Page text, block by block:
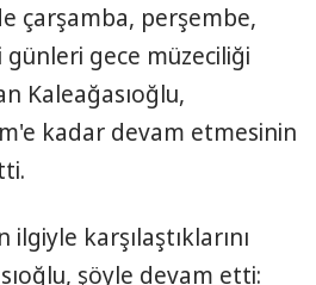
çarşamba, perşembe,
gece müzeciliği
Kaleağasıoğlu,
kadar devam etmesinin
karşılaştıklarını
şöyle devam etti: